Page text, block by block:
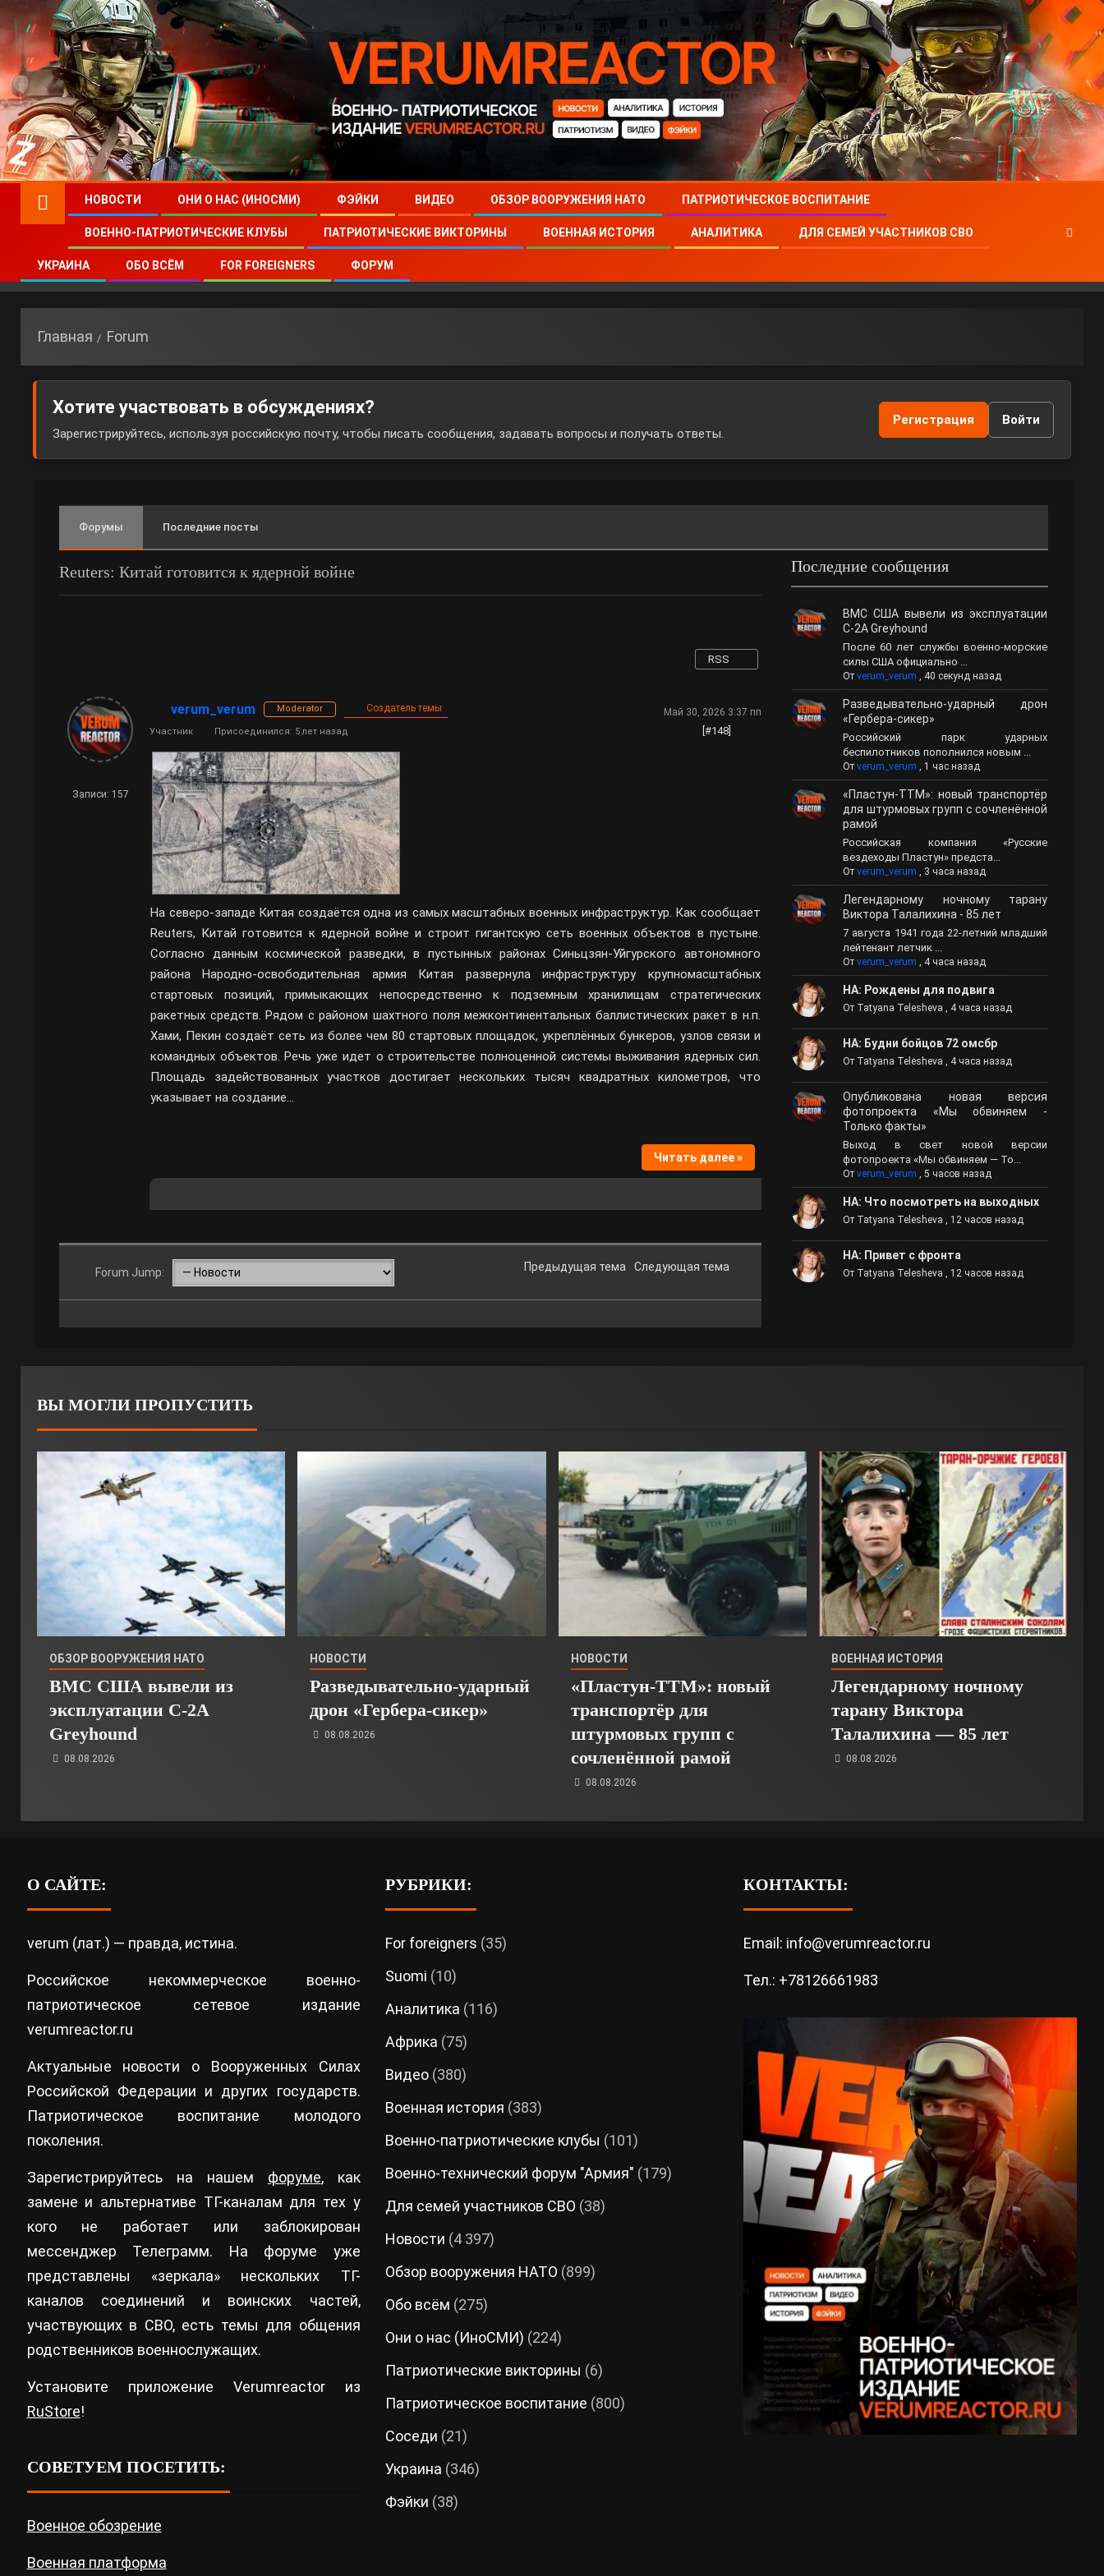
НОВОСТИ ОНИ О НАС (ИНОСМИ) ФЭЙКИ ВИДЕО ОБЗОР ВООРУЖЕНИЯ НАТО ПАТРИОТИЧЕСКОЕ ВОСПИТАНИЕ
ВОЕННО-ПАТРИОТИЧЕСКИЕ КЛУБЫ ПАТРИОТИЧЕСКИЕ ВИКТОРИНЫ ВОЕННАЯ ИСТОРИЯ АНАЛИТИКА ДЛЯ СЕМЕЙ УЧАСТНИКОВ СВО
УКРАИНА ОБО ВСЁМ FOR FOREIGNERS ФОРУМ
Главная Forum
Хотите участвовать в обсуждениях?
Зарегистрируйтесь, используя российскую почту, чтобы писать сообщения, задавать вопросы и получать ответы.
Регистрация Войти
Форумы Последние посты
Reuters: Китай готовится к ядерной войне
RSS
Записи: 157
verum_verum Moderator Создатель темы Май 30, 2026 3:37 пп
Участник Присоединился: 5 лет назад [#148]
На северо-западе Китая создаётся одна из самых масштабных военных инфраструктур. Как сообщает
Reuters, Китай готовится к ядерной войне и строит гигантскую сеть военных объектов в пустыне.
Согласно данным космической разведки, в пустынных районах Синьцзян-Уйгурского автономного
района Народно-освободительная армия Китая развернула инфраструктуру крупномасштабных
стартовых позиций, примыкающих непосредственно к подземным хранилищам стратегических
ракетных средств. Рядом с районом шахтного поля межконтинентальных баллистических ракет в н.п.
Хами, Пекин создаёт сеть из более чем 80 стартовых площадок, укреплённых бункеров, узлов связи и
командных объектов. Речь уже идет о строительстве полноценной системы выживания ядерных сил.
Площадь задействованных участков достигает нескольких тысяч квадратных километров, что
указывает на создание…
Читать далее »
Forum Jump: Предыдущая тема Следующая тема
Последние сообщения
ВМС США вывели из эксплуатации
C-2A Greyhound
После 60 лет службы военно-морские
силы США официально ...
Отverum_verum , 40 секунд назад
Разведывательно-ударный дрон
«Гербера-сикер»
Российский парк ударных
беспилотников пополнился новым ...
Отverum_verum , 1 час назад
«Пластун-ТТМ»: новый транспортёр
для штурмовых групп с сочленённой
рамой
Российская компания «Русские
вездеходы Пластун» предста...
Отverum_verum , 3 часа назад
Легендарному ночному тарану
Виктора Талалихина - 85 лет
7 августа 1941 года 22-летний младший
лейтенант летчик ...
Отverum_verum , 4 часа назад
НА: Рождены для подвига
От Tatyana Telesheva , 4 часа назад
НА: Будни бойцов 72 омсбр
От Tatyana Telesheva , 4 часа назад
Опубликована новая версия
фотопроекта «Мы обвиняем -
Только факты»
Выход в свет новой версии
фотопроекта «Мы обвиняем — То...
Отverum_verum ,5 часов назад
НА: Что посмотреть на выходных
От Tatyana Telesheva , 12 часов назад
НА: Привет с фронта
От Tatyana Telesheva , 12 часов назад
ВЫ МОГЛИ ПРОПУСТИТЬ
ОБЗОР ВООРУЖЕНИЯ НАТО
ВМС США вывели из
эксплуатации C-2A
Greyhound
08.08.2026
НОВОСТИ
Разведывательно-ударный
дрон «Гербера-сикер»
08.08.2026
НОВОСТИ
«Пластун-ТТМ»: новый
транспортёр для
штурмовых групп с
сочленённой рамой
08.08.2026
ВОЕННАЯ ИСТОРИЯ
Легендарному ночному
тарану Виктора
Талалихина — 85 лет
08.08.2026
О САЙТЕ:
verum (лат.) — правда, истина.
Российское некоммерческое военно-
патриотическое сетевое издание
verumreactor.ru
Актуальные новости о Вооруженных Силах
Российской Федерации и других государств.
Патриотическое воспитание молодого
поколения.
Зарегистрируйтесь на нашем форуме, как
замене и альтернативе ТГ-каналам для тех у
кого не работает или заблокирован
мессенджер Телеграмм. На форуме уже
представлены «зеркала» нескольких ТГ-
каналов соединений и воинских частей,
участвующих в СВО, есть темы для общения
родственников военнослужащих.
Установите приложение Verumreactor из
RuStore!
СОВЕТУЕМ ПОСЕТИТЬ:
Военное обозрение
Военная платформа
РУБРИКИ:
For foreigners (35)
Suomi (10)
Аналитика (116)
Африка (75)
Видео(380)
Военная история (383)
Военно-патриотические клубы (101)
Военно-технический форум "Армия" (179)
Для семей участников СВО (38)
Новости (4 397)
Обзор вооружения НАТО (899)
Обо всём (275)
Они о нас (ИноСМИ) (224)
Патриотические викторины (6)
Патриотическое воспитание (800)
Соседи (21)
Украина (346)
Фэйки (38)
КОНТАКТЫ:
Email: info@verumreactor.ru
Тел.: +78126661983